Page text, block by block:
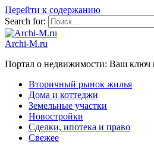
Перейти к содержанию
Search for:
Archi-M.ru
Портал о недвижимости: Ваш ключ
Вторичный рынок жилья
Дома и коттеджи
Земельные участки
Новостройки
Сделки, ипотека и право
Свежее